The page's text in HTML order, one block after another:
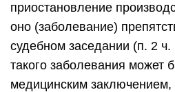
приостановление
оно (заболевание)
судебном заседании (п. 2 ч.
такого заболевания может
медицинским заключением,